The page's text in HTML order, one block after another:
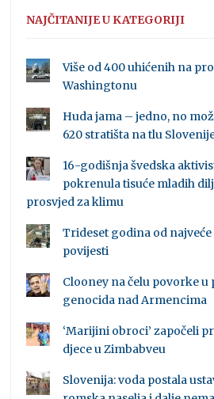
NAJČITANIJE U KATEGORIJI
Više od 400 uhićenih na
Washingtonu
Huda jama – jedno, no
620 stratišta na tlu
16-godišnja švedska
pokrenula tisuće mladih
prosvjed za klimu
Trideset godina od
povijesti
Clooney na čelu povorke
genocida nad Armencima
‘Marijini obroci’ započeli
djece u Zimbabveu
Slovenija: voda postala